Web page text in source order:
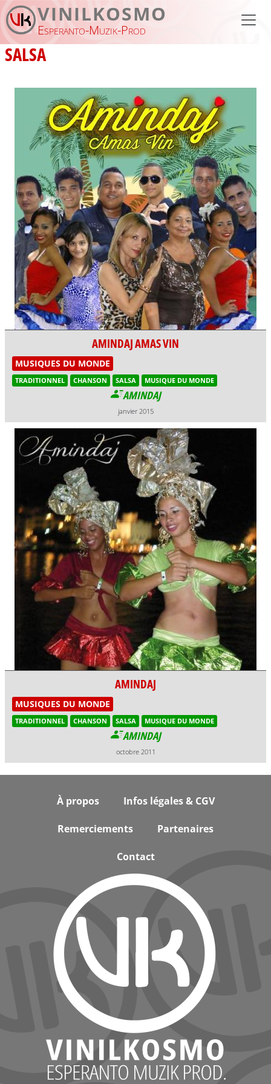
Aller au contenu principal
VINILKOSMO
Esperanto-Muzik-Prod
SALSA
AMINDAJ AMAS VIN
MUSIQUES DU MONDE
TRADITIONNEL CHANSON SALSA MUSIQUE DU MONDE
AMINDAJ
janvier 2015
AMINDAJ
MUSIQUES DU MONDE
TRADITIONNEL CHANSON SALSA MUSIQUE DU MONDE
AMINDAJ
octobre 2011
À propos Infos légales & CGV
Remerciements Partenaires
Contact